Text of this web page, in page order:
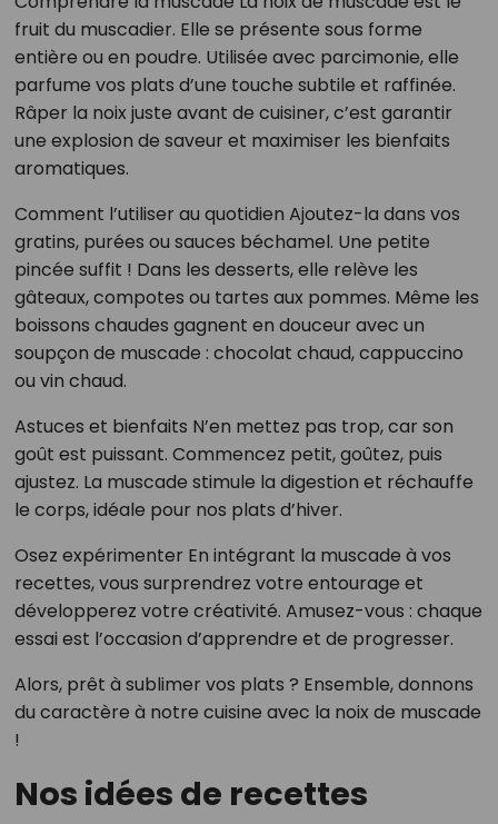
fruit du muscadier. Elle se présente sous forme
entière ou en poudre. Utilisée avec parcimonie, elle
parfume vos plats d’une touche subtile et raffinée.
Râper la noix juste avant de cuisiner, c’est garantir
une explosion de saveur et maximiser les bienfaits
aromatiques.
Comment l’utiliser au quotidien Ajoutez-la dans vos
gratins, purées ou sauces béchamel. Une petite
pincée suffit ! Dans les desserts, elle relève les
gâteaux, compotes ou tartes aux pommes. Même les
boissons chaudes gagnent en douceur avec un
soupçon de muscade : chocolat chaud, cappuccino
ou vin chaud.
Astuces et bienfaits N’en mettez pas trop, car son
goût est puissant. Commencez petit, goûtez, puis
ajustez. La muscade stimule la digestion et réchauffe
le corps, idéale pour nos plats d’hiver.
Osez expérimenter En intégrant la muscade à vos
recettes, vous surprendrez votre entourage et
développerez votre créativité. Amusez-vous : chaque
essai est l’occasion d’apprendre et de progresser.
Alors, prêt à sublimer vos plats ? Ensemble, donnons
du caractère à notre cuisine avec la noix de muscade
!
Nos idées de recettes